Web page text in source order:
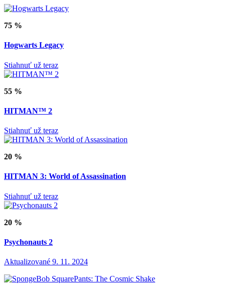
75 %
Hogwarts Legacy
Stiahnuť už teraz
55 %
HITMAN™ 2
Stiahnuť už teraz
20 %
HITMAN 3: World of Assassination
Stiahnuť už teraz
20 %
Psychonauts 2
Aktualizované 9. 11. 2024